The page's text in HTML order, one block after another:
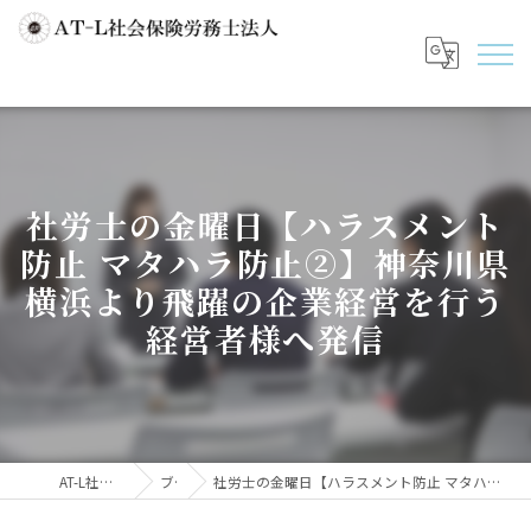
社労士の金曜日【ハラスメント
防止 マタハラ防止②】神奈川県
横浜より飛躍の企業経営を行う
経営者様へ発信
AT-L社会保険労務士法人 ブログ 社労士の金曜日【ハラスメント防止 マタハラ防止②】神奈川県横浜より飛躍の企業経営を行う経営者様へ発信